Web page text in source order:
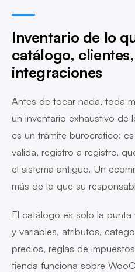
Inventario de lo
catálogo,
integraciones
Antes de tocar nada, toda
un inventario exhaustivo de
es un trámite burocrático:
valida, registro a registro,
el sistema antiguo. Un
más de lo que su
El catálogo es solo la punta
y variables, atributos,
precios, reglas de
tienda funciona sobre